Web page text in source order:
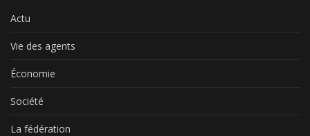
Actu
Vie des agents
Économie
Société
La fédération